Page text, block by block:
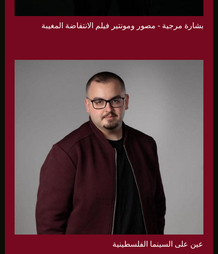
بشارة مرجية - مصور ومونتير فيلم الانتفاضة المغيبة
عين على السينما الفلسطينية